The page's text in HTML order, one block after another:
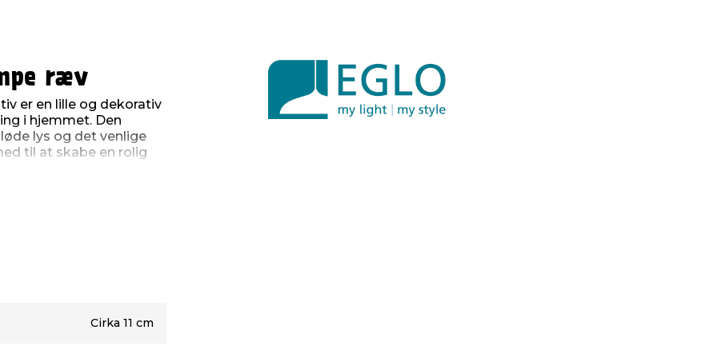
ræv
er en lille og dekorativ
i hjemmet. Den
lys og det venlige
til at skabe en rolig
størrelse, som gør
er afdæmpet og
hvor der ikke er
genopladeligtCirka 11 cm